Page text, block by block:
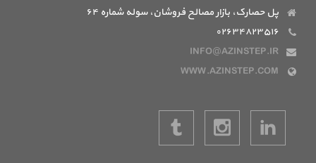
پل حصارک، بازار مصالح فروشان، سوله شماره ۶۴
۰۲۶۳۴۸۲۳۵۱۶
INFO@AZINSTEP.IR
WWW.AZINSTEP.COM